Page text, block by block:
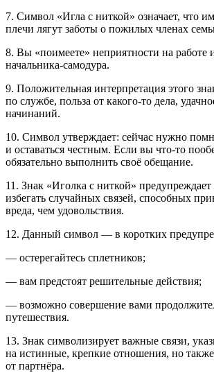
7. Символ «Игла с ниткой» означает, что
плечи лягут заботы о пожилых членах
8. Вы «поимеете» неприятности на работе
начальника-самодура.
9. Положительная интерпретация этого
по службе, польза от какого-то дела,
начинаний.
10. Символ утверждает: сейчас нужно
и оставаться честным. Если вы что-то
обязательно выполнить своё обещание.
11. Знак «Иголка с ниткой»
избегать случайных связей, способных
вреда, чем удовольствия.
12. Данный символ — в коротких
— остерегайтесь сплетников;
— вам предстоят решительные действия;
— возможно совершение вами
путешествия.
13. Знак символизирует важные связи,
на истинные, крепкие отношения, но
от партнёра.